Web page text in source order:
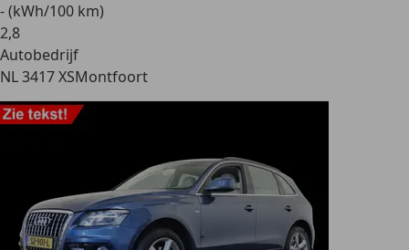
- (kWh/100 km)
2,8
Autobedrijf
NL 3417 XSMontfoort